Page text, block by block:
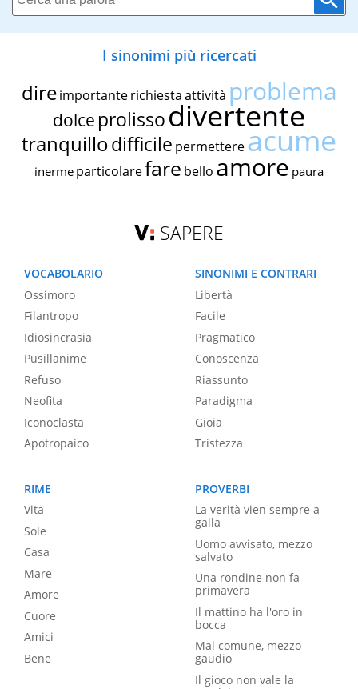
I sinonimi più ricercati
dire importante richiestaattività problema
dolce prolissodivertente
tranquillodifficile permettereacume
inerme particolarefare bello amore paura
SAPERE
VOCABOLARIO
Ossimoro
Filantropo
Idiosincrasia
Pusillanime
Refuso
Neofita
Iconoclasta
Apotropaico
SINONIMI E CONTRARI
Libertà
Facile
Pragmatico
Conoscenza
Riassunto
Paradigma
Gioia
Tristezza
RIME
Vita
Sole
Casa
Mare
Amore
Cuore
Amici
Bene
PROVERBI
La verità vien sempre a
galla
Uomo avvisato, mezzo
salvato
Una rondine non fa
primavera
Il mattino ha l'oro in
bocca
Mal comune, mezzo
gaudio
Il gioco non vale la